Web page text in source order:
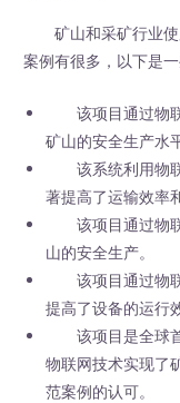
矿山和采矿行业使
案例有很多，以下是
该项目通过物联
矿山的安全生产水平
该系统利用物联
著提高了运输效率
该项目通过物联
山的安全生产。
该项目通过物联
提高了设备的运行
该项目是全球首
物联网技术实现了
范案例的认可。